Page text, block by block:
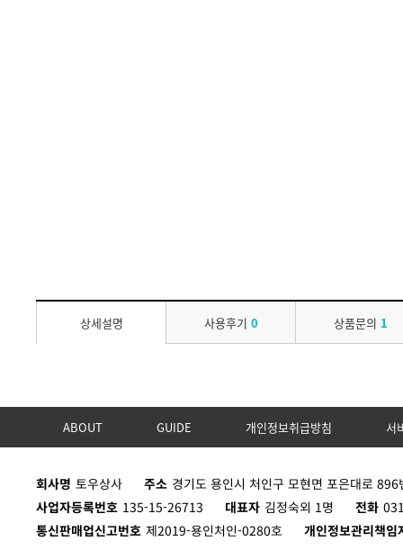
상세설명 사용후기 0 상품문의 1
ABOUT GUIDE 개인정보취급방침 서
회사명 토우상사 주소 경기도 용인시 처인구 모현면 포은대로
사업자등록번호 135-15-26713 대표자 김정숙외 1명 전화
통신판매업신고번호 제2019-용인처인-0280호 개인정보관리책임